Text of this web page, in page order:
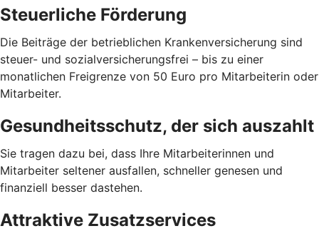
Steuerliche Förderung
Die Beiträge der betrieblichen Krankenversicherung sind
steuer- und sozialversicherungsfrei – bis zu einer
monatlichen Freigrenze von 50 Euro pro Mitarbeiterin oder
Mitarbeiter.
Gesundheitsschutz, der sich auszahlt
Sie tragen dazu bei, dass Ihre Mitarbeiterinnen und
Mitarbeiter seltener ausfallen, schneller genesen und
finanziell besser dastehen.
Attraktive Zusatzservices